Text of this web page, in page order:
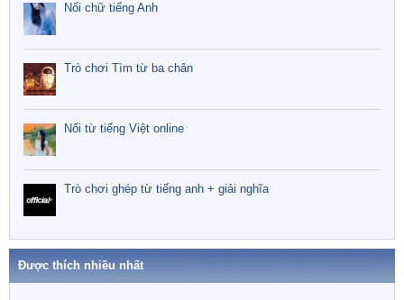
Nối chữ tiếng Anh
Trò chơi Tìm từ ba chân
Nối từ tiếng Việt online
Trò chơi ghép từ tiếng anh + giải nghĩa
Được thích nhiều nhất